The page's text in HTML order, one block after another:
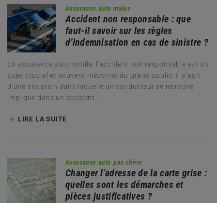
Assurance auto malus
Accident non responsable : que
faut-il savoir sur les règles
d’indemnisation en cas de sinistre ?
En assurance automobile, l’accident non responsable est un
sujet crucial et souvent méconnu du grand public. Il s’agit
d’une situation dans laquelle un conducteur se retrouve
impliqué dans un accident…
LIRE LA SUITE
Assurance auto pas chère
Changer l’adresse de la carte grise :
quelles sont les démarches et
pièces justificatives ?